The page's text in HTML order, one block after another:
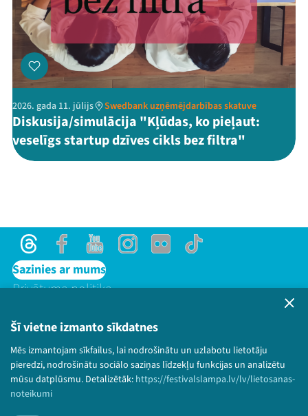
Šī vietne izmanto sīkdatnes
Mēs izmantojam sīkfailus, lai nodrošinātu un uzlabotu lietotāju
pieredzi, nodrošinātu sociālo saziņas līdzekļu funkcijas un analizētu
mūsu datplūsmu. Detalizētāk: https://festivalslampa.lv/lv/lietosanas-
noteikumi
2026. gada 11. jūlijs Swedbank uzņēmējdarbības skatuve
Diskusija/simulācija "Kļūdas, ko pieļaut:
veselīgs startup dzīves cikls bez filtra"
ThreadsFacebookYoutubeInstagram
Flick TikTok
Sazinies ar mums
Privātuma politika
Bērnu aizsardzības politika
© 2026 Sarunu festivāls LAMPA Visas tiesības
paturētas.